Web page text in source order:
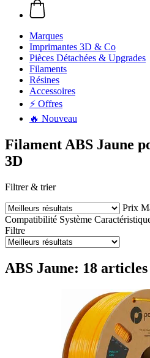
Marques
Imprimantes 3D & Co
Pièces Détachées & Upgrades
Filaments
Résines
Accessoires
⚡ Offres
🔥 Nouveau
Filament ABS Jaune
3D
Filtrer & trier
Prix
Compatibilité Système
Filtre
ABS Jaune: 18 articles